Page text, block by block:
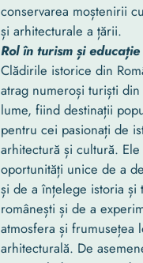
conservarea moștenirii
și arhitecturale a țării.
Rol în turism și educație
Clădirile istorice din
atrag numeroși turiști
lume, fiind destinații
pentru cei pasionați de
arhitectură și cultură.
oportunități unice de a
și de a înțelege istoria și
românești și de a
atmosfera și frumusețea
arhitecturală. De